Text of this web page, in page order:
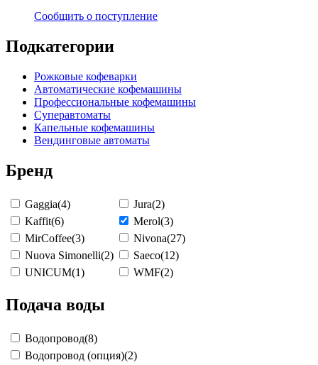
Сообщить о поступление
Подкатегории
Рожковые кофеварки
Автоматические кофемашины
Профессиональные кофемашины
Суперавтоматы
Капельные кофемашины
Вендинговые автоматы
Бренд
Gaggia(4) Jura(2)
Kaffit(6) Merol(3)
MirCoffee(3) Nivona(27)
Nuova Simonelli(2) Saeco(12)
UNICUM(1) WMF(2)
Подача воды
Водопровод(8)
Водопровод (опция)(2)